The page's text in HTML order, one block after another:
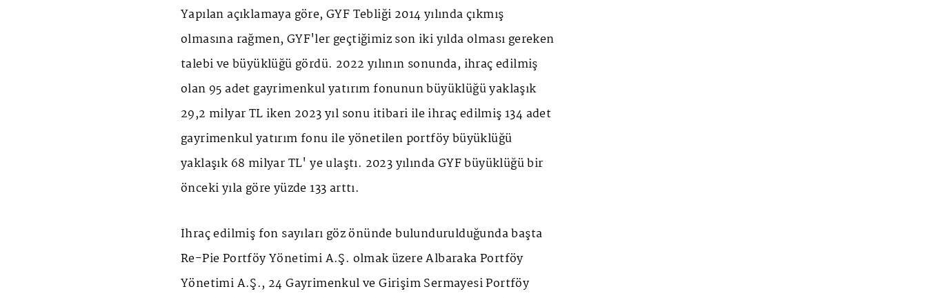
Yapılan açıklamaya göre, GYF Tebliği 2014 yılında çıkmış
olmasına rağmen, GYF'ler geçtiğimiz son iki yılda olması gereken
talebi ve büyüklüğü gördü. 2022 yılının sonunda, ihraç edilmiş
olan 95 adet gayrimenkul yatırım fonunun büyüklüğü yaklaşık
29,2 milyar TL iken 2023 yıl sonu itibari ile ihraç edilmiş 134 adet
gayrimenkul yatırım fonu ile yönetilen portföy büyüklüğü
yaklaşık 68 milyar TL' ye ulaştı. 2023 yılında GYF büyüklüğü bir
önceki yıla göre yüzde 133 arttı.
İhraç edilmiş fon sayıları göz önünde bulundurulduğunda başta
Re-Pie Portföy Yönetimi A.Ş. olmak üzere Albaraka Portföy
Yönetimi A.Ş., 24 Gayrimenkul ve Girişim Sermayesi Portföy